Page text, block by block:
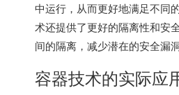
中运行，从而更好地满足不同
术还提供了更好的隔离性和安
间的隔离，减少潜在的安全漏洞
容器技术的实际应